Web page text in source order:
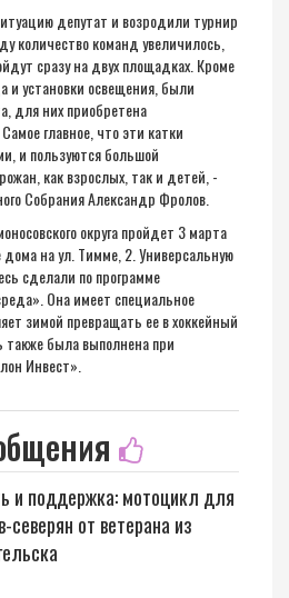
депутат и возродили турнир
количество команд увеличилось,
сразу на двух площадках. Кроме
и установки освещения, были
для них приобретена
главное, что эти катки
и пользуются большой
как взрослых, так и детей, -
Собрания Александр Фролов.
округа пройдет 3 марта
на ул. Тимме, 2. Универсальную
сделали по программе
Она имеет специальное
зимой превращать ее в хоккейный
также была выполнена при
Инвест».
и поддержка: мотоцикл для
северян от ветерана из